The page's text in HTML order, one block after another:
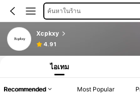
ค้นหาในร้าน
Xcpkxy
4.91
ไอเทม
Recommended Most Popular